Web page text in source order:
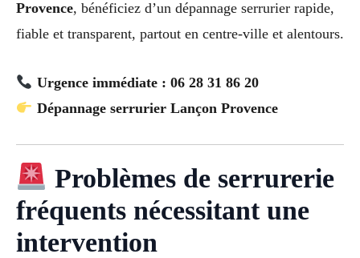
Provence, bénéficiez d’un dépannage serrurier rapide,
fiable et transparent, partout en centre-ville et alentours.
Urgence immédiate : 06 28 31 86 20
Dépannage serrurier Lançon Provence
Problèmes de serrurerie
fréquents nécessitant une
intervention